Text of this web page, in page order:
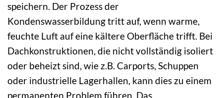
speichern. Der Prozess der
Kondenswasserbildung tritt auf, wenn warme,
feuchte Luft auf eine kältere Oberfläche trifft. Bei
Dachkonstruktionen, die nicht vollständig isoliert
oder beheizt sind, wie z.B. Carports, Schuppen
oder industrielle Lagerhallen, kann dies zu einem
permanenten Problem führen. Das